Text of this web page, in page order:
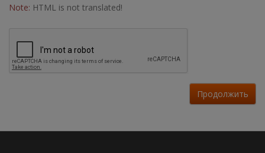
Note: HTML is not translated!
Продолжить